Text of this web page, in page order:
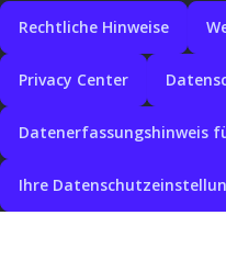
Rechtliche Hinweise
Privacy Center
Datenerfassungshinweis
Ihre